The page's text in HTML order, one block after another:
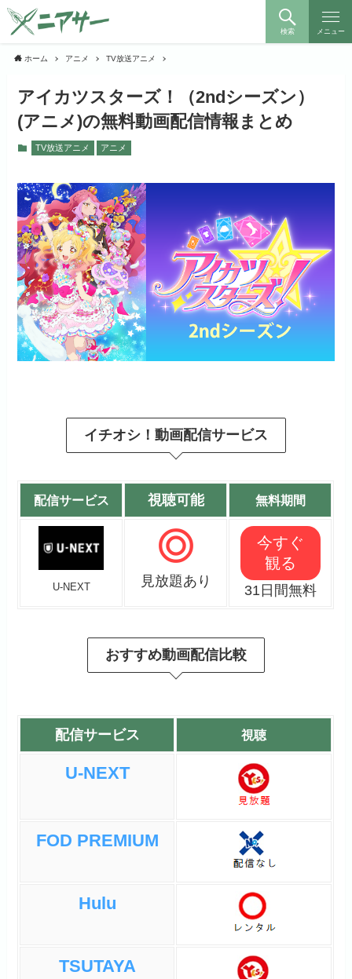
検索 メニュー
ホーム アニメ TV放送アニメ
アイカツスターズ！（2ndシーズン）
(アニメ)の無料動画配信情報まとめ
TV放送アニメ アニメ
イチオシ！動画配信サービス
配信サービス 視聴可能 無料期間
U-NEXT 見放題あり
今すぐ
観る
31日間無料
おすすめ動画配信比較
配信サービス 視聴
U-NEXT
FOD PREMIUM
Hulu
TSUTAYA